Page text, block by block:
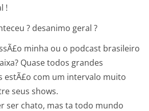
!
? desanimo geral ?
minha ou o podcast brasileiro
Quase todos grandes
estÃ£o com um intervalo muito
seus shows.
ser chato, mas ta todo mundo